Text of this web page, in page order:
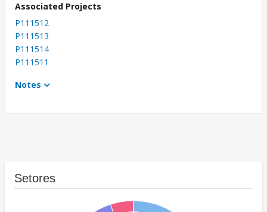
Associated Projects
P111512
P111513
P111514
P111511
Notes
Setores